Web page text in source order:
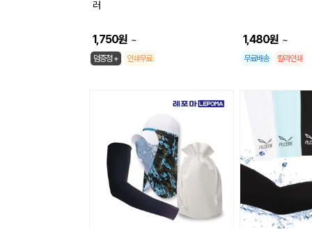
러
1,750원 ~
덤증정 + 인쇄무료
1,480원 ~
무료배송 칼라인쇄